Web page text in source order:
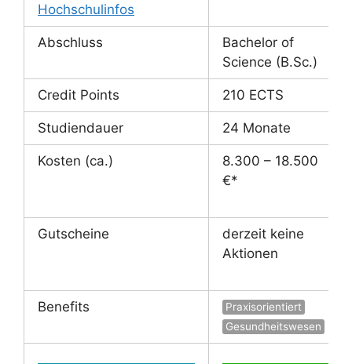
Hochschulinfos
Abschluss
Bachelor of
Science (B.Sc.)
Credit Points 210 ECTS
Studiendauer 24 Monate
Kosten (ca.)
8.300 – 18.500
€*
Gutscheine
derzeit keine
Aktionen
Benefits
Praxisorientiert
Gesundheitswesen